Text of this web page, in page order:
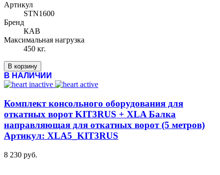
Артикул
STN1600
Бренд
КАВ
Максимальная нагрузка
450 кг.
В корзину
В НАЛИЧИИ
Комплект консольного оборудования для
откатных ворот KIT3RUS + XLA Балка
направляющая для откатных ворот (5 метров)
Артикул: XLA5_KIT3RUS
8 230 руб.